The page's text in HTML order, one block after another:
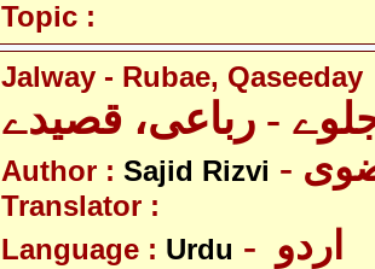
Topic :
Jalway - Rubae, Qaseeday
- رباعی، قصیدے
Author : Sajid Rizvi
Translator :
Language : Urdu